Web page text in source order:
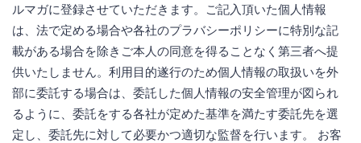
ルマガに登録させていただきます。ご記入頂いた個人情報
は、法で定める場合や各社のプラバシーポリシーに特別な記
載がある場合を除きご本人の同意を得ることなく第三者へ提
供いたしません。利用目的遂行のため個人情報の取扱いを外
部に委託する場合は、委託した個人情報の安全管理が図られ
るように、委託をする各社が定めた基準を満たす委託先を選
定し、委託先に対して必要かつ適切な監督を行います。 お客